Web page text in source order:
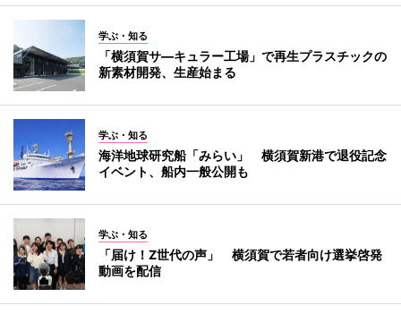
学ぶ・知る
「横須賀サ―キュラー工場」で再生プラスチックの
新素材開発、生産始まる
学ぶ・知る
海洋地球研究船「みらい」 横須賀新港で退役記念
イベント、船内一般公開も
学ぶ・知る
「届け！Z世代の声」 横須賀で若者向け選挙啓発
動画を配信